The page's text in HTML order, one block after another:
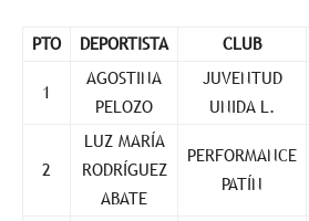
PTO DEPORTISTA CLUB
1
AGOSTINA
PELOZO
JUVENTUD
UNIDA L.
2
LUZ MARÍA
RODRÍGUEZ
ABATE
PERFORMANCE
PATÍN